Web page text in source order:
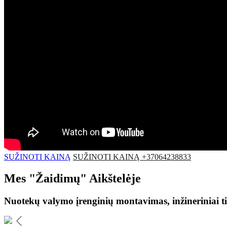
SUŽINOTI KAINĄ SUŽINOTI KAINĄ +37064238833
Mes "Žaidimų" Aikštelėje
Nuotekų valymo įrenginių montavimas, inžineriniai